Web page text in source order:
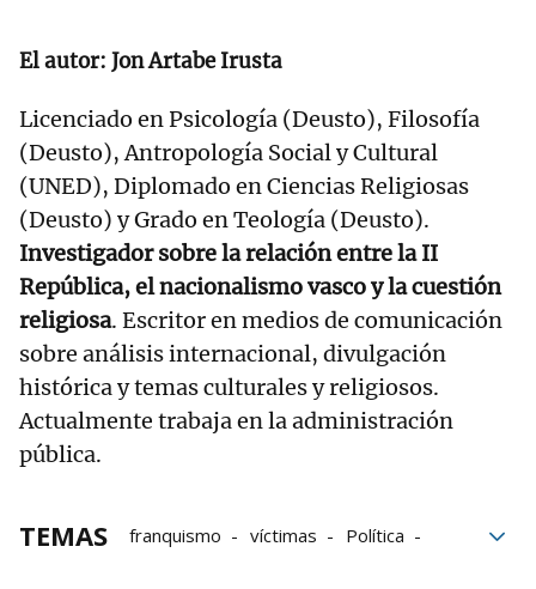
El autor: Jon Artabe Irusta
Licenciado en Psicología (Deusto), Filosofía
(Deusto), Antropología Social y Cultural
(UNED), Diplomado en Ciencias Religiosas
(Deusto) y Grado en Teología (Deusto).
Investigador sobre la relación entre la II
República, el nacionalismo vasco y la cuestión
religiosa. Escritor en medios de comunicación
sobre análisis internacional, divulgación
histórica y temas culturales y religiosos.
Actualmente trabaja en la administración
pública.
TEMAS franquismo víctimas
Política